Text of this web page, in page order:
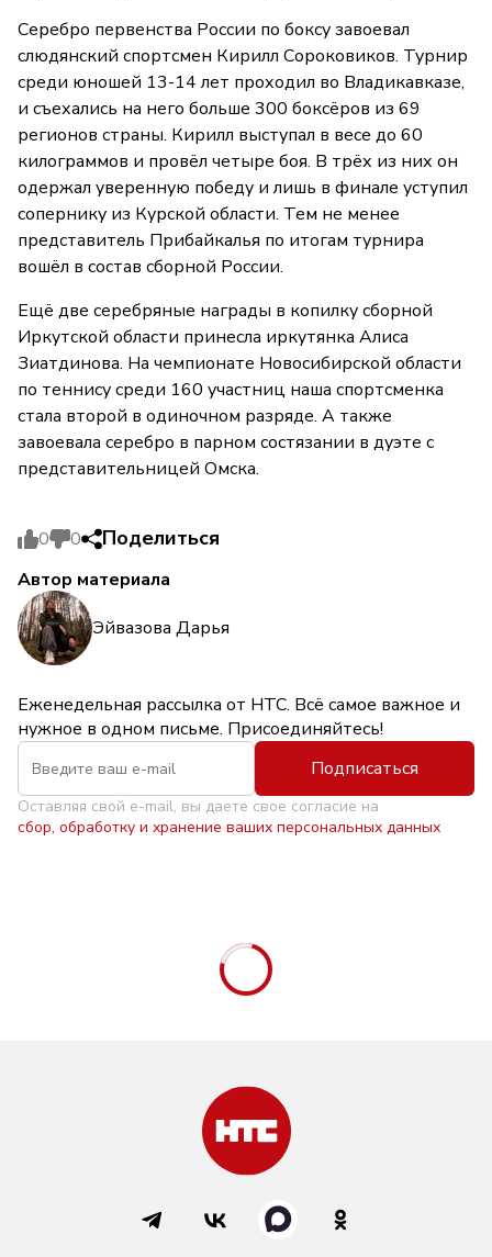
Серебро первенства России по боксу завоевал
слюдянский спортсмен Кирилл Сороковиков. Турнир
среди юношей 13-14 лет проходил во Владикавказе,
и съехались на него больше 300 боксёров из 69
регионов страны. Кирилл выступал в весе до 60
килограммов и провёл четыре боя. В трёх из них он
одержал уверенную победу и лишь в финале уступил
сопернику из Курской области. Тем не менее
представитель Прибайкалья по итогам турнира
вошёл в состав сборной России.
Ещё две серебряные награды в копилку сборной
Иркутской области принесла иркутянка Алиса
Зиатдинова. На чемпионате Новосибирской области
по теннису среди 160 участниц наша спортсменка
стала второй в одиночном разряде. А также
завоевала серебро в парном состязании в дуэте с
представительницей Омска.
0 0 Поделиться
Автор материала
Эйвазова Дарья
Еженедельная рассылка от НТС. Всё самое важное и
нужное в одном письме. Присоединяйтесь!
Подписаться
Оставляя свой e-mail, вы даете свое согласие на
сбор, обработку и хранение ваших персональных данных